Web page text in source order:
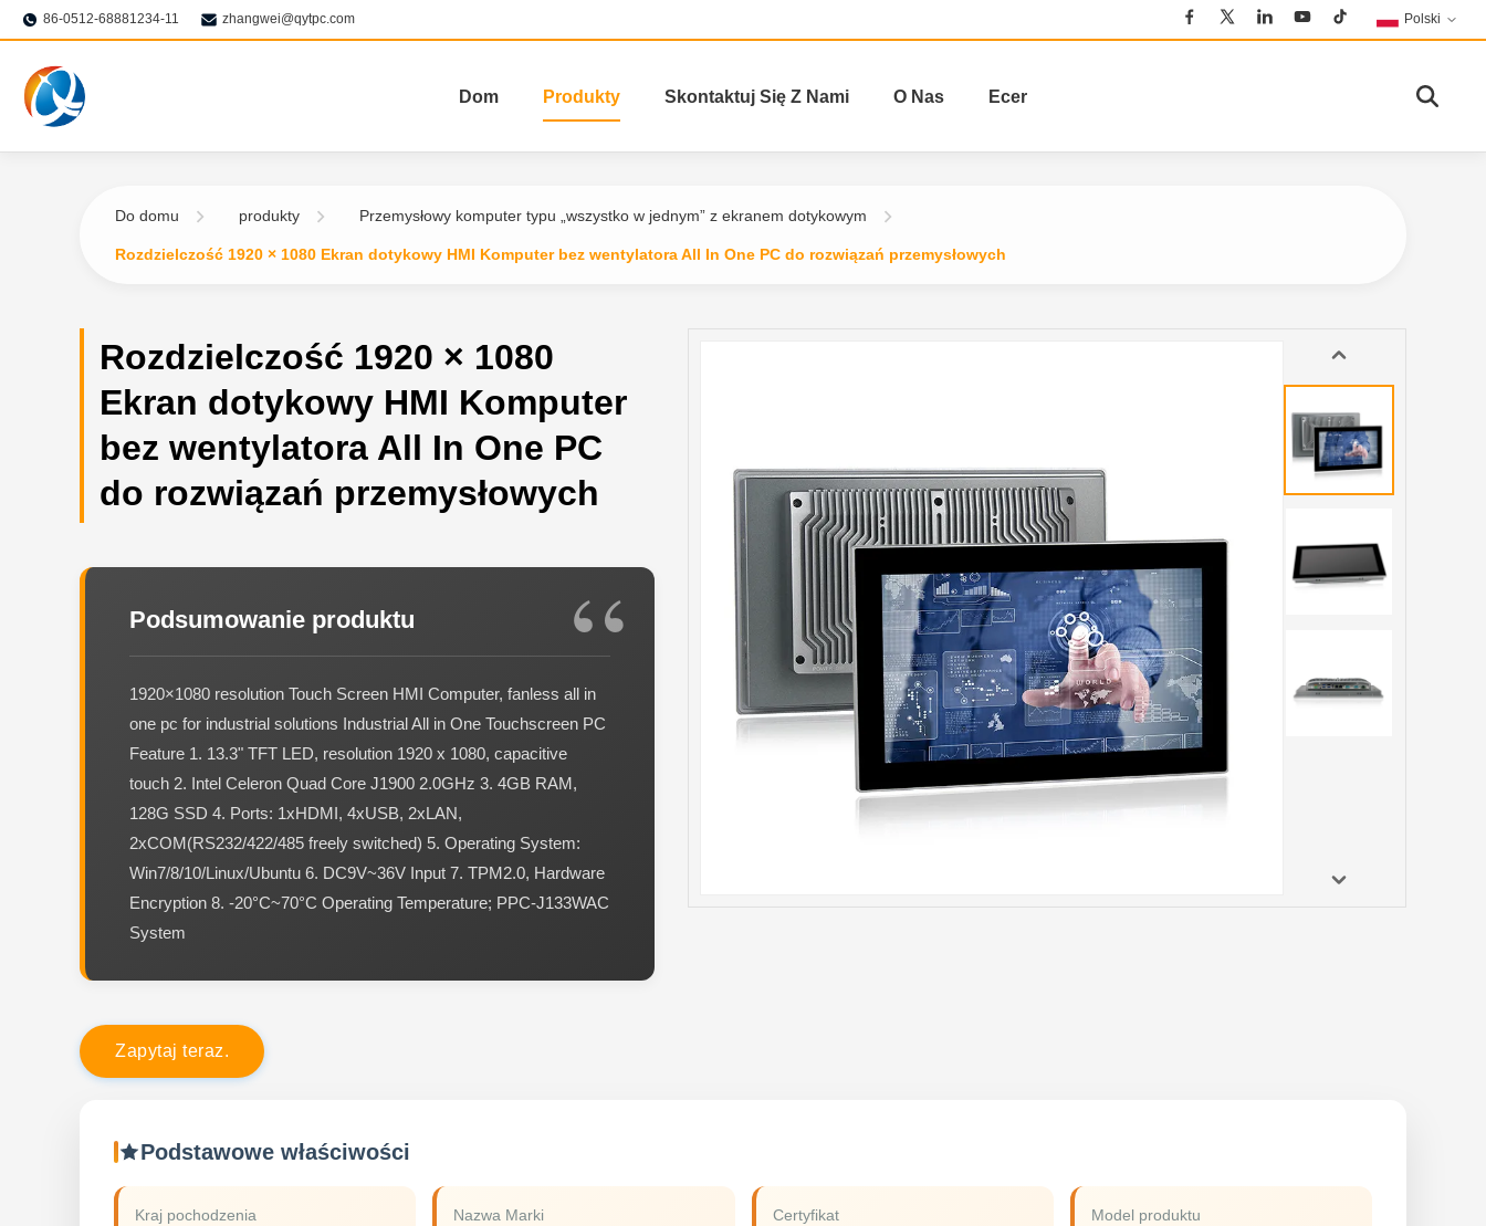
86-0512-68881234-11 zhangwei@qytpc.com Polski
Dom Produkty Skontaktuj Się Z Nami O Nas Ecer
Do domu produkty Przemysłowy komputer typu „wszystko w jednym” z ekranem dotykowym
Rozdzielczość 1920 × 1080 Ekran dotykowy HMI Komputer bez wentylatora All In One PC do rozwiązań przemysłowych
Rozdzielczość 1920 × 1080
Ekran dotykowy HMI Komputer
bez wentylatora All In One PC
do rozwiązań przemysłowych
Podsumowanie produktu
1920×1080 resolution Touch Screen HMI Computer, fanless all in
one pc for industrial solutions Industrial All in One Touchscreen PC
Feature 1. 13.3" TFT LED, resolution 1920 x 1080, capacitive
touch 2. Intel Celeron Quad Core J1900 2.0GHz 3. 4GB RAM,
128G SSD 4. Ports: 1xHDMI, 4xUSB, 2xLAN,
2xCOM(RS232/422/485 freely switched) 5. Operating System:
Win7/8/10/Linux/Ubuntu 6. DC9V~36V Input 7. TPM2.0, Hardware
Encryption 8. -20°C~70°C Operating Temperature; PPC-J133WAC
System
Zapytaj teraz.
Podstawowe właściwości
Kraj pochodzenia Nazwa Marki Certyfikat Model produktu